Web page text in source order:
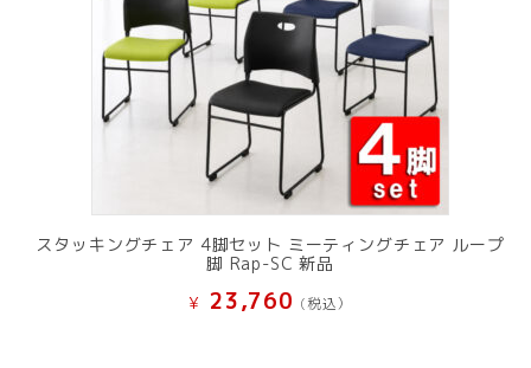
スタッキングチェア 4脚セット ミーティングチェア ループ
脚 Rap-SC 新品
¥ 23,760 (税込）